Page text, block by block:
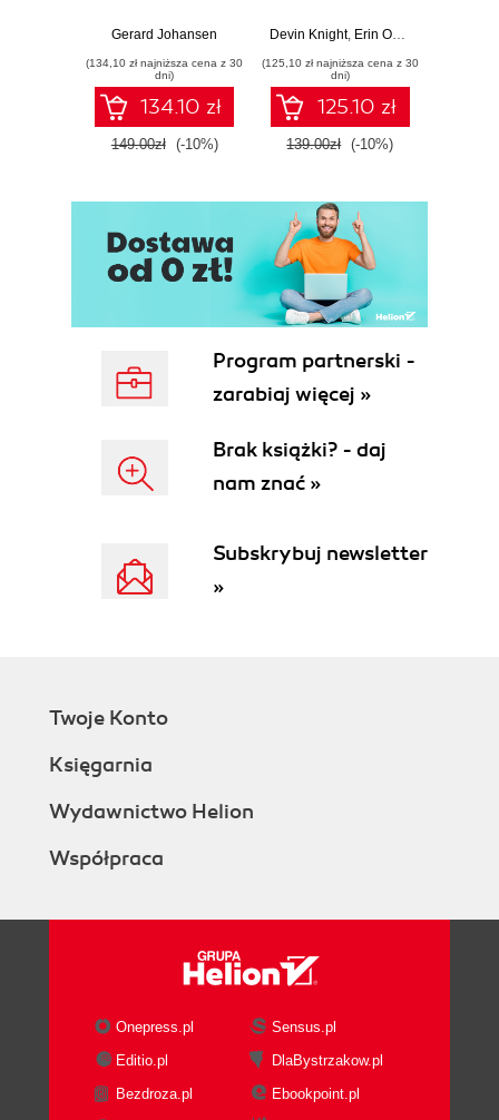
and techniques for
threat response -
Fourth Edition
Gerard Johansen
(134,10 zł najniższa cena z 30
dni)
134.10 zł
149.00zł (-10%)
to Power BI, Data
Tools, and
Microsoft Fabric -
Fourth Edition
Devin Knight, Erin Ostrowsky
(125,10 zł najniższa cena z 30
dni)
125.10 zł
139.00zł (-10%)
Program partnerski -
zarabiaj więcej »
Brak książki? - daj
nam znać »
Subskrybuj newsletter
»
Twoje Konto
Księgarnia
Wydawnictwo Helion
Współpraca
Onepress.pl
Sensus.pl
Editio.pl
DlaBystrzakow.pl
Bezdroza.pl
Ebookpoint.pl